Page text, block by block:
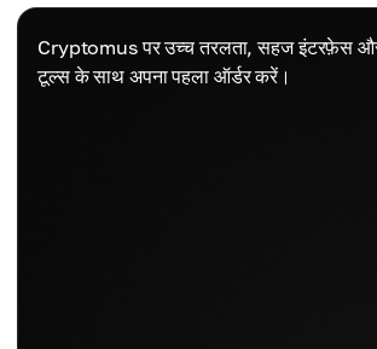
Cryptomus पर उच्च तरलता, सहज इंटरफ़ेस
टूल्स के साथ अपना पहला ऑर्डर करें।